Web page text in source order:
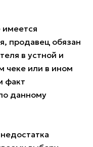
имеется
продавец обязан
в устной и
чеке или в ином
факт
данному